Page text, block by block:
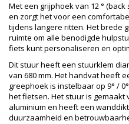
Met een grijphoek van 12 °
en zorgt het voor een
tijdens langere ritten. Het brede
ruimte om alle benodigde
fiets kunt personaliseren en
Dit stuur heeft een stuurklem
van 680 mm. Het handvat heeft
greephoek is instelbaar op 9° /
het fietsen. Het stuur is gemaakt
aluminium en heeft een
duurzaamheid en